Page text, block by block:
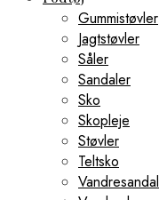
Gummistøvler
Jagtstøvler
Såler
Sandaler
Sko
Skopleje
Støvler
Teltsko